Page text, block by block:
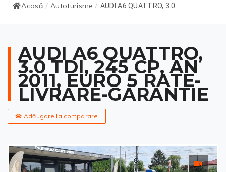
Acasă / Autoturisme / AUDI A6 QUATTRO, 3.0...
AUDI A6 QUATTRO,
3.0 TDI, 245 CP, AN
2011, EURO 5 RATE-
LIVRARE-GARANTIE
Adăugare la comparare